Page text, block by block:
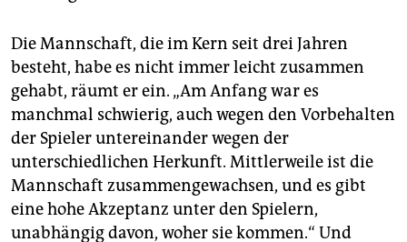
Die Mannschaft, die im Kern seit drei Jahren
besteht, habe es nicht immer leicht zusammen
gehabt, räumt er ein. „Am Anfang war es
manchmal schwierig, auch wegen den Vorbehalten
der Spieler untereinander wegen der
unterschiedlichen Herkunft. Mittlerweile ist die
Mannschaft zusammengewachsen, und es gibt
eine hohe Akzeptanz unter den Spielern,
unabhängig davon, woher sie kommen.“ Und